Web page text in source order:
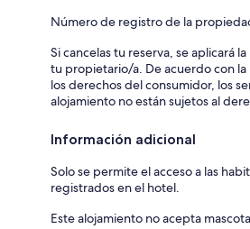
Número de registro de la
Si cancelas tu reserva, se aplicará
tu propietario/a. De acuerdo con la
los derechos del consumidor, los
alojamiento no están sujetos al
Información adicional
Solo se permite el acceso a las
registrados en el hotel.
Este alojamiento no acepta